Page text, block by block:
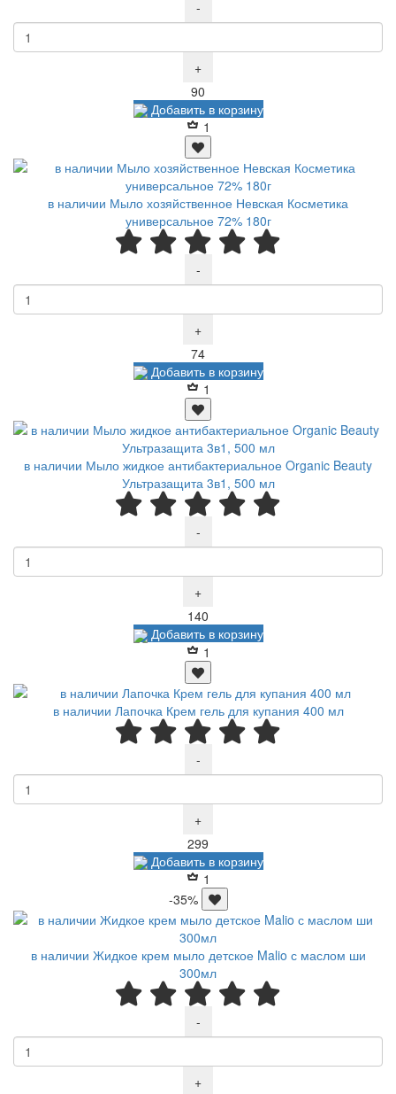
-
+
90
Добавить в корзину
1
в наличии Мыло хозяйственное Невская Косметика
универсальное 72% 180г
-
+
74Р
Добавить в корзину
1
в наличии Мыло жидкое антибактериальное Organic Beauty
Ультразащита 3в1, 500 мл
-
+
140
Добавить в корзину
1
в наличии Лапочка Крем гель для купания 400 мл
-
+
299
Добавить в корзину
1
-35%
в наличии Жидкое крем мыло детское Malio с маслом ши
300мл
-
+